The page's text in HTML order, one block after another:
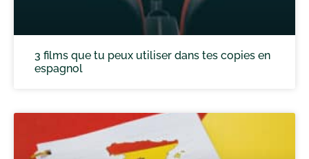
3 films que tu peux utiliser dans tes copies en
espagnol